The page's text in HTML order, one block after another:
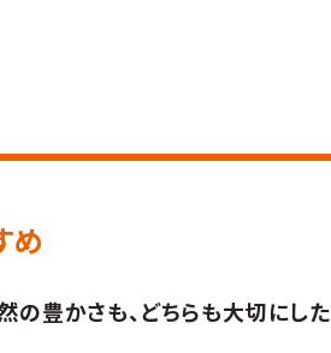
め
の豊かさも、どちらも大切にし